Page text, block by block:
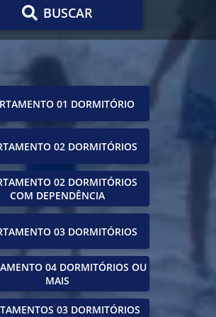
BUSCAR
01 DORMITÓRIO
02 DORMITÓRIOS
02 DORMITÓRIOS
COM DEPENDÊNCIA
03 DORMITÓRIOS
04 DORMITÓRIOS OU
MAIS
03 DORMITÓRIOS